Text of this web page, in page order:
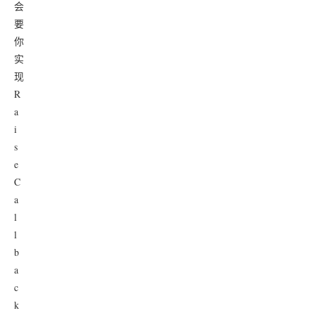
会
要
你
实
现
R
a
i
s
e
C
a
l
l
b
a
c
k